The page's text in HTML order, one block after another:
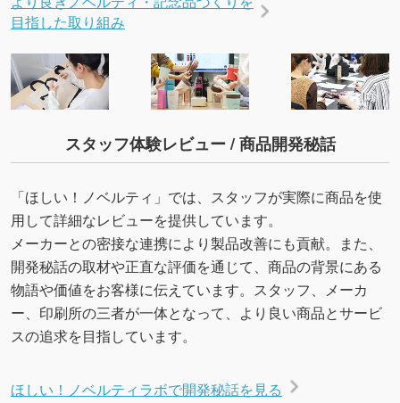
目指した取り組み
スタッフ体験レビュー / 商品開発秘話
「ほしい！ノベルティ」では、スタッフが実際に商品を使
用して詳細なレビューを提供しています。
メーカーとの密接な連携により製品改善にも貢献。また、
開発秘話の取材や正直な評価を通じて、商品の背景にある
物語や価値をお客様に伝えています。スタッフ、メーカ
ー、印刷所の三者が一体となって、より良い商品とサービ
スの追求を目指しています。
ほしい！ノベルティラボで開発秘話を見る